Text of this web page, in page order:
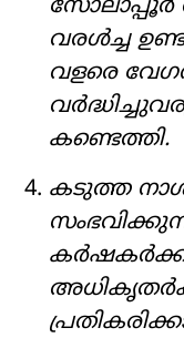
സോലാപ്പൂർ
വരൾച്ച
വളരെ
കണ്ടെത്തി.
കടുത്ത